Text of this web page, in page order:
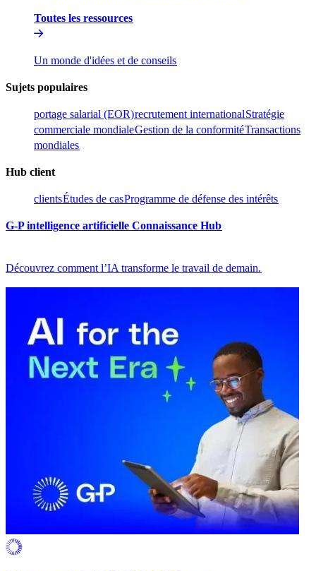
Toutes les ressources​​
Un monde d'idées et de conseils​​
Sujets populaires​​
portage salarial (EOR)​​recrutement international​​Stratégie
commerciale mondiale​​Gestion de la conformité​​Transactions
mondiales​​
Hub client​​
clients​​Études de cas​​Programme de défense des intérêts​​
G-P intelligence artificielle Connaissance Hub​​
Découvrez comment l’IA transforme le travail de demain.​​